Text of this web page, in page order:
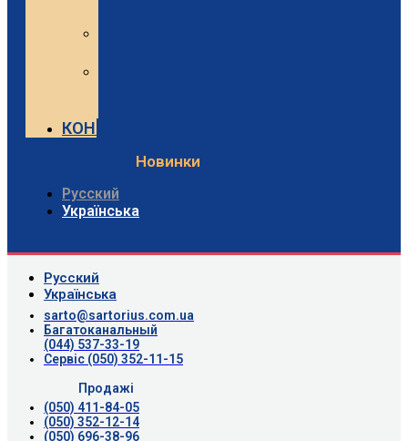
КОНТАКТИ
Новинки
Русский
Українська
Русский
Українська
sarto@sartorius.com.ua
Багатоканальный
(044) 537-33-19
Сервіс (050) 352-11-15
Продажі
(050) 411-84-05
(050) 352-12-14
(050) 696-38-96